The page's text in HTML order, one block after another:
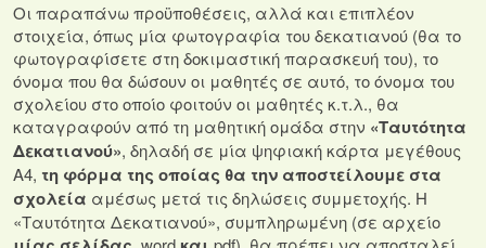
Οι παραπάνω προϋποθέσεις, αλλά και επιπλέον
στοιχεία, όπως μία φωτογραφία του δεκατιανού (θα το
φωτογραφίσετε στη δοκιμαστική παρασκευή του), το
όνομα που θα δώσουν οι μαθητές σε αυτό, το όνομα του
σχολείου στο οποίο φοιτούν οι μαθητές κ.τ.λ., θα
καταγραφούν από τη μαθητική ομάδα στην «Ταυτότητα
Δεκατιανού», δηλαδή σε μία ψηφιακή κάρτα μεγέθους
Α4, τη φόρμα της οποίας θα την αποστείλουμε στα
σχολεία αμέσως μετά τις δηλώσεις συμμετοχής. Η
«Ταυτότητα Δεκατιανού», συμπληρωμένη (σε αρχείο